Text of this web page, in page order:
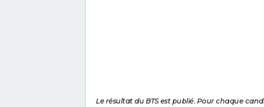
Le résultat du BTS est publié. Pour chaque